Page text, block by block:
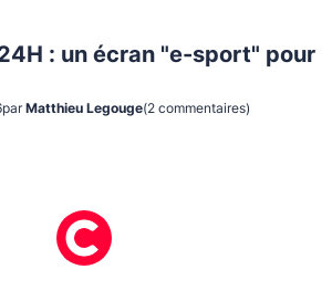
: un écran "e-sport" pour
par Matthieu Legouge(2 commentaires)